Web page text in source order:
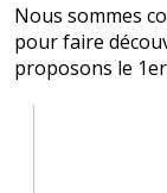
Nous sommes
pour faire
proposons le